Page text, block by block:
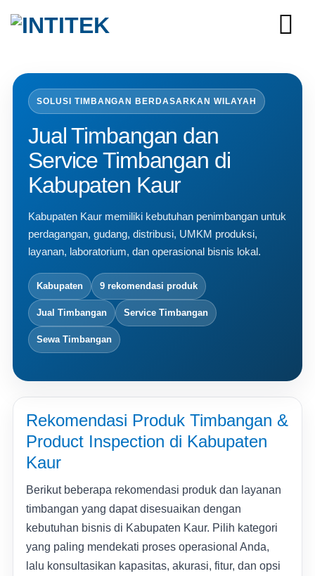
SOLUSI TIMBANGAN BERDASARKAN WILAYAH
Jual Timbangan dan
Service Timbangan di
Kabupaten Kaur
Kabupaten Kaur memiliki kebutuhan penimbangan untuk
perdagangan, gudang, distribusi, UMKM produksi,
layanan, laboratorium, dan operasional bisnis lokal.
Kabupaten 9 rekomendasi produk
Jual Timbangan Service Timbangan
Sewa Timbangan
Rekomendasi Produk Timbangan &
Product Inspection di Kabupaten
Kaur
Berikut beberapa rekomendasi produk dan layanan
timbangan yang dapat disesuaikan dengan
kebutuhan bisnis di Kabupaten Kaur. Pilih kategori
yang paling mendekati proses operasional Anda,
lalu konsultasikan kapasitas, akurasi, fitur, dan opsi